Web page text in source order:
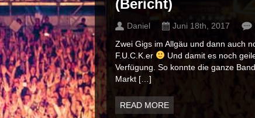
(Bericht)
Daniel Juni 18th, 2017
Zwei Gigs im Allgäu und dann auch
F.U.C.K.er
Und damit es noch
Verfügung. So konnte die ganze
Markt […]
READ MORE